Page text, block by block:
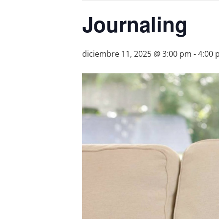
Journaling
diciembre 11, 2025 @ 3:00 pm -4:00